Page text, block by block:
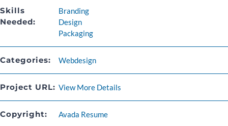
Skills
Needed:
Branding
Design
Packaging
Categories: Webdesign
Project URL: View More Details
Copyright: Avada Resume